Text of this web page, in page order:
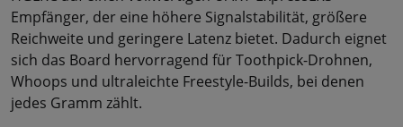
Empfänger, der eine höhere Signalstabilität, größere
Reichweite und geringere Latenz bietet. Dadurch eignet
sich das Board hervorragend für Toothpick-Drohnen,
Whoops und ultraleichte Freestyle-Builds, bei denen
jedes Gramm zählt.